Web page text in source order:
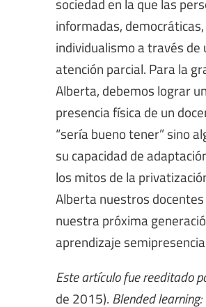
informadas,
individualismo a través
atención parcial. Para la
Alberta, debemos lograr
presencia física de un
“sería bueno tener” sino
su capacidad de
los mitos de la
Alberta nuestros
nuestra próxima
aprendizaje
Este artículo fue reeditado
de 2015). Blended